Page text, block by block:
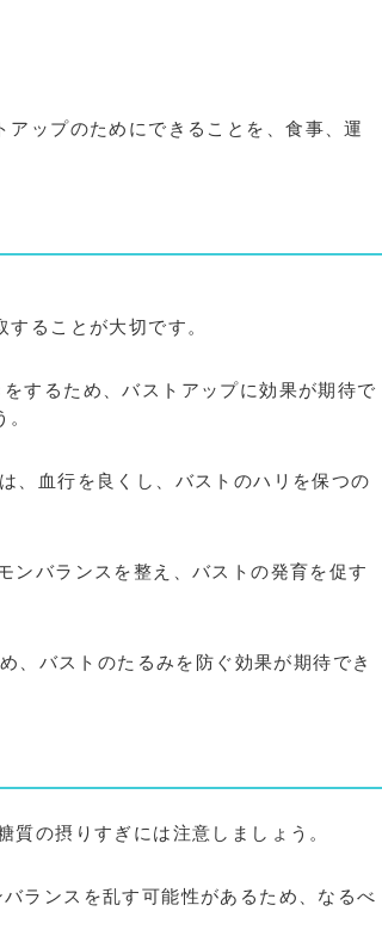
ップのためにできることを、食事、運
ることが大切です。
するため、バストアップに効果が期待で
、血行を良くし、バストのハリを保つの
ンバランスを整え、バストの発育を促す
、バストのたるみを防ぐ効果が期待でき
の摂りすぎには注意しましょう。
ランスを乱す可能性があるため、なるべ